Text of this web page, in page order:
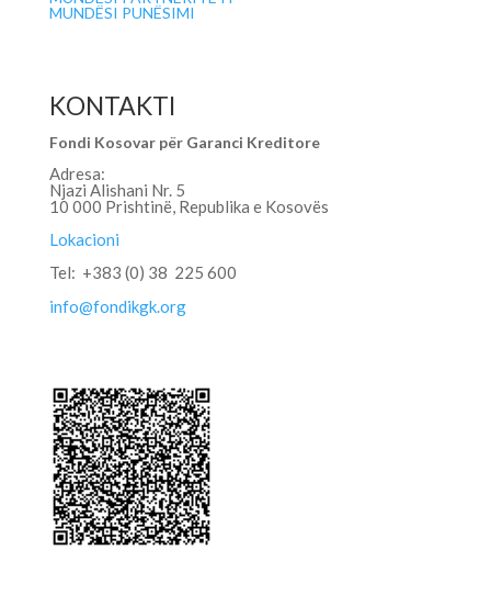
MUNDËSI PUNËSIMI
KONTAKTI
Fondi Kosovar për Garanci Kreditore
Adresa:
Njazi Alishani Nr. 5
10 000 Prishtinë, Republika e Kosovës
Lokacioni
Tel: +383 (0) 38 225 600
info@fondikgk.org